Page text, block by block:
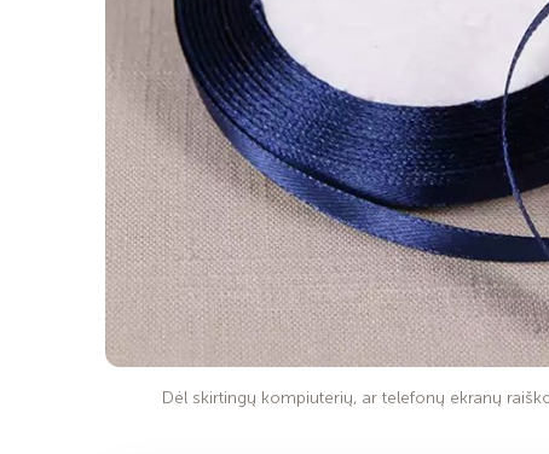
Dėl skirtingų kompiuterių, ar telefonų ekranų